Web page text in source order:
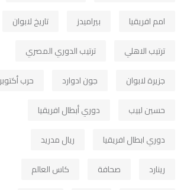
امم افريقيا
بيراميدز
تاريخ لابوان
ترتيب الاهلي
ترتيب الدوري المصري
جزيرة لابوان
جون ادوارد
حرب أكتوبر
حسين لبيب
دوري أبطال افريقيا
دوري ابطال افريقيا
ريال مدريد
رينارد
صحافة
كاس العالم